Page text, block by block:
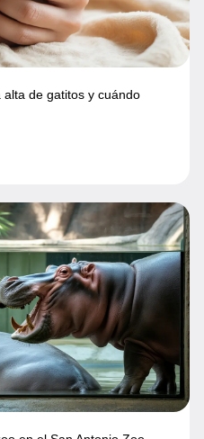
de gatitos y cuándo